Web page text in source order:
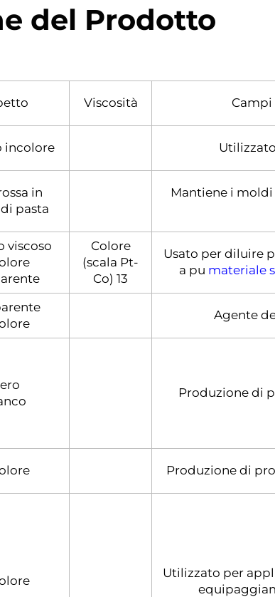
del Prodotto
Viscosità
incolore
in
pasta
Mantiene i
viscoso
Colore
(scala Pt-
Co) 13
Usato per diluire
a pu materiale
Agente
Produzione di
Produzione di
Utilizzato per